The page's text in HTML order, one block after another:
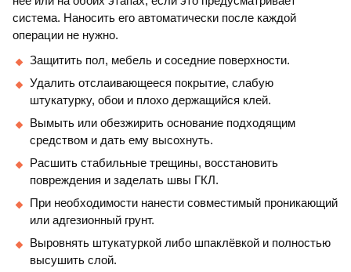
система. Наносить его автоматически после каждой
операции не нужно.
Защитить пол, мебель и соседние поверхности.
Удалить отслаивающееся покрытие, слабую
штукатурку, обои и плохо держащийся клей.
Вымыть или обезжирить основание подходящим
средством и дать ему высохнуть.
Расшить стабильные трещины, восстановить
повреждения и заделать швы ГКЛ.
При необходимости нанести совместимый проникающий
или адгезионный грунт.
Выровнять штукатуркой либо шпаклёвкой и полностью
высушить слой.